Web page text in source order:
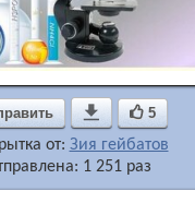
 5
от: Зия гейбатов
1 251 раз